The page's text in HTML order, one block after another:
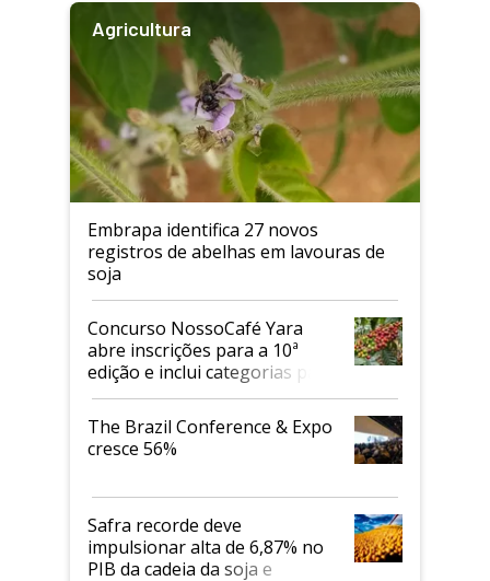
Agricultura
Embrapa identifica 27 novos
registros de abelhas em lavouras de
soja
Concurso NossoCafé Yara
abre inscrições para a 10ª
edição e inclui categorias para
cafés Canephora
The Brazil Conference & Expo
cresce 56%
Safra recorde deve
impulsionar alta de 6,87% no
PIB da cadeia da soja e